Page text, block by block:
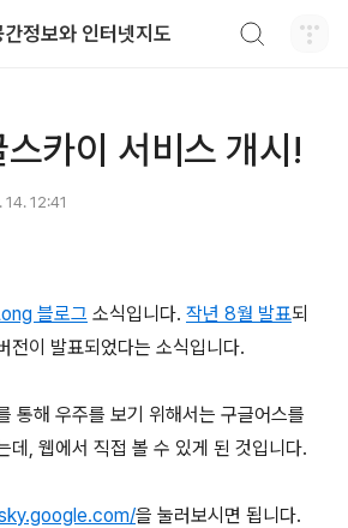
간정보와 인터넷지도
카이 서비스 개시!
12:41
블로그 소식입니다. 작년 8월 발표되
전이 발표되었다는 소식입니다.
통해 우주를 보기 위해서는 구글어스를
데, 웹에서 직접 볼 수 있게 된 것입니다.
을 눌러보시면 됩니다.